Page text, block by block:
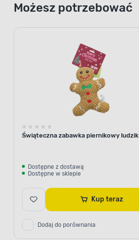
Możesz potrzebować
Świąteczna zabawka piernikowy ludzik
Dostępne z dostawą
Dostępne w sklepie
Kup teraz
Dodaj do porównania